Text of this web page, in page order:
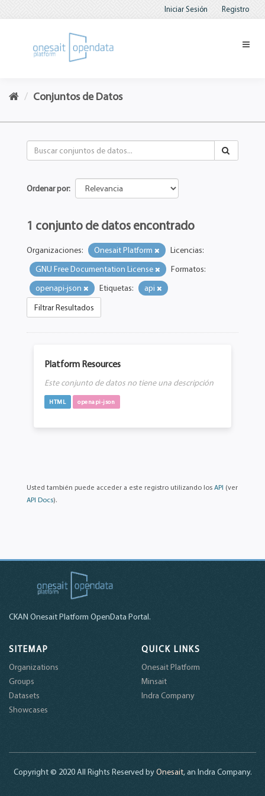
Iniciar Sesión Registro
Conjuntos de Datos
Ordenar por
1 conjunto de datos encontrado
Organizaciones: Onesait Platform
Licencias:
GNU Free Documentation License
Formatos:
openapi-json
Etiquetas:
api
Filtrar Resultados
Platform Resources
Este conjunto de datos no tiene una descripción
HTML openapi-json
Usted también puede acceder a este registro utilizando los API (ver
API Docs).
CKAN Onesait Platform OpenData Portal.
SITEMAP
Organizations
Groups
Datasets
Showcases
QUICK LINKS
Onesait Platform
Minsait
Indra Company
Copyright © 2020 All Rights Reserved byOnesait, an Indra Company.